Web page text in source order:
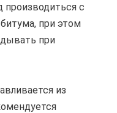
производиться с
при этом
при
из